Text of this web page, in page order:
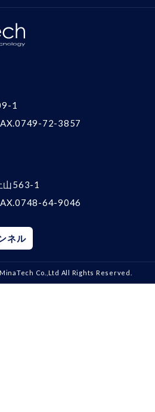
1
72-3857
山563-1
64-9046
ネル
Co.,Ltd All Rights Reserved.